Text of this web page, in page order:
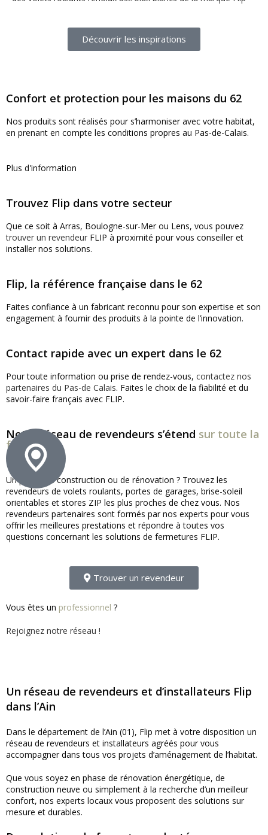
Découvrir les inspirations
Confort et protection pour les maisons du 62
Nos produits sont réalisés pour s’harmoniser avec votre habitat,
en prenant en compte les conditions propres au Pas-de-Calais.
Plus d'information
Trouvez Flip dans votre secteur
Que ce soit à Arras, Boulogne-sur-Mer ou Lens, vous pouvez
trouver un revendeur FLIP à proximité pour vous conseiller et
installer nos solutions.
Flip, la référence française dans le 62
Faites confiance à un fabricant reconnu pour son expertise et son
engagement à fournir des produits à la pointe de l’innovation.
Contact rapide avec un expert dans le 62
Pour toute information ou prise de rendez-vous, contactez nos
partenaires du Pas-de Calais. Faites le choix de la fiabilité et du
savoir-faire français avec FLIP.
Notre réseau de revendeurs s’étend sur toute la
france !
Un projet de construction ou de rénovation ? Trouvez les
revendeurs de volets roulants, portes de garages, brise-soleil
orientables et stores ZIP les plus proches de chez vous. Nos
revendeurs partenaires sont formés par nos experts pour vous
offrir les meilleures prestations et répondre à toutes vos
questions concernant les solutions de fermetures FLIP.
Trouver un revendeur
Vous êtes un professionnel ?
Rejoignez notre réseau !
Un réseau de revendeurs et d’installateurs Flip
dans l’Ain
Dans le département de l’Ain (01), Flip met à votre disposition un
réseau de revendeurs et installateurs agréés pour vous
accompagner dans tous vos projets d’aménagement de l’habitat.
Que vous soyez en phase de rénovation énergétique, de
construction neuve ou simplement à la recherche d’un meilleur
confort, nos experts locaux vous proposent des solutions sur
mesure et durables.